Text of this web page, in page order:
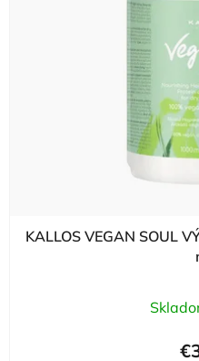
KALLOS VEGAN SOUL